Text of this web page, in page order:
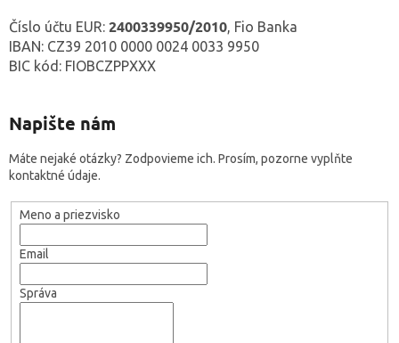
Číslo účtu EUR: 2400339950/2010, Fio Banka
IBAN: CZ39 2010 0000 0024 0033 9950
BIC kód: FIOBCZPPXXX
Napište nám
Máte nejaké otázky? Zodpovieme ich. Prosím, pozorne vyplňte
kontaktné údaje.
Meno a priezvisko
Email
Správa